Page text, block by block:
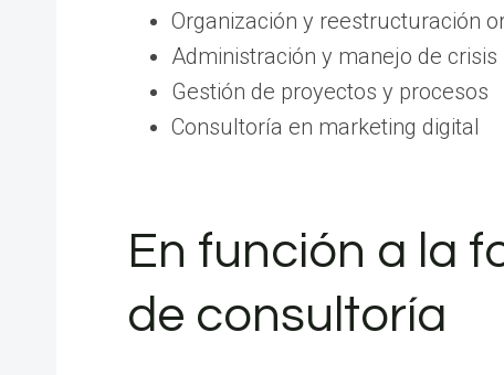
Organización y reestructuración
Administración y manejo de crisis
Gestión de proyectos y procesos
Consultoría en marketing digital
En función a la
de consultoría